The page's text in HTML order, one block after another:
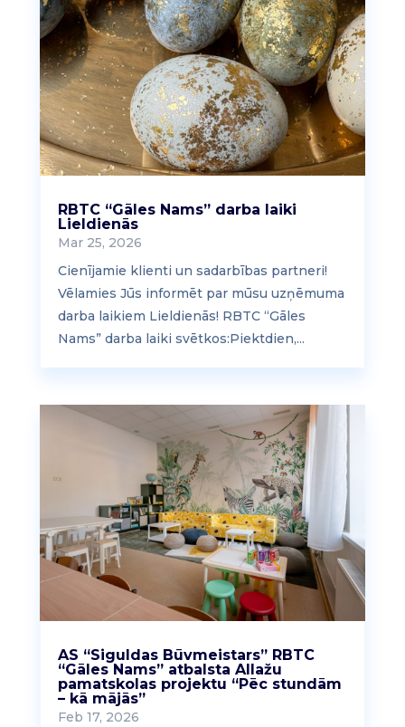
RBTC “Gāles Nams” darba laiki
Lieldienās
Mar 25, 2026
Cienījamie klienti un sadarbības partneri!
Vēlamies Jūs informēt par mūsu uzņēmuma
darba laikiem Lieldienās! RBTC “Gāles
Nams” darba laiki svētkos:Piektdien,...
AS “Siguldas Būvmeistars” RBTC
“Gāles Nams” atbalsta Allažu
pamatskolas projektu “Pēc stundām
– kā mājās”
Feb 17, 2026